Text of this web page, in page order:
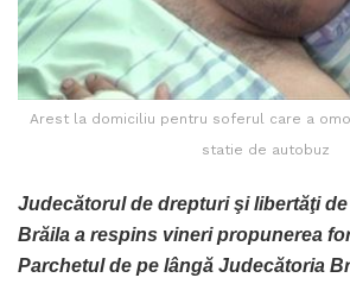
Arest la domiciliu pentru soferul care a
statie de autobuz
Judecătorul de drepturi şi libertăţi
Brăila a respins vineri propunerea
Parchetul de pe lângă Judecătoria